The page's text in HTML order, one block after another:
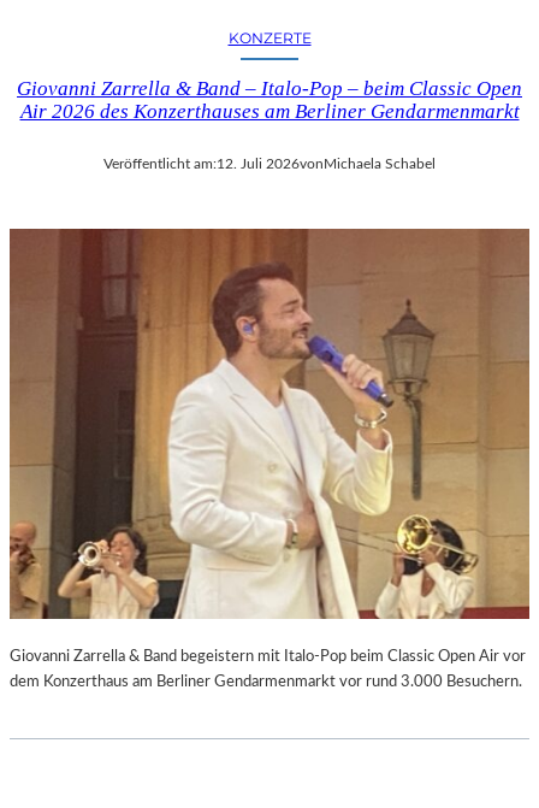
KONZERTE
Giovanni Zarrella & Band – Italo-Pop – beim Classic Open
Air 2026 des Konzerthauses am Berliner Gendarmenmarkt
Veröffentlicht am:12. Juli 2026von Michaela Schabel
Giovanni Zarrella & Band begeistern mit Italo-Pop beim Classic Open Air vor
dem Konzerthaus am Berliner Gendarmenmarkt vor rund 3.000 Besuchern.